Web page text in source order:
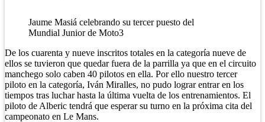
Jaume Masiá celebrando su tercer puesto del
Mundial Junior de Moto3
De los cuarenta y nueve inscritos totales en la categoría nueve de
ellos se tuvieron que quedar fuera de la parrilla ya que en el circuito
manchego solo caben 40 pilotos en ella. Por ello nuestro tercer
piloto en la categoría, Iván Miralles, no pudo lograr entrar en los
tiempos tras luchar hasta la última vuelta de los entrenamientos. El
piloto de Alberic tendrá que esperar su turno en la próxima cita del
campeonato en Le Mans.